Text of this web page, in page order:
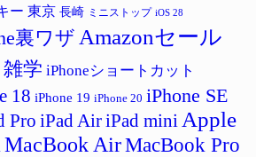
ー 東京 長崎 ミニストップ iOS 28
裏ワザ Amazonセール
雑学 iPhoneショートカット
18 iPhone 19 iPhone 20 iPhone SE
Pro iPad AiriPad mini Apple
MacBook AirMacBook Pro